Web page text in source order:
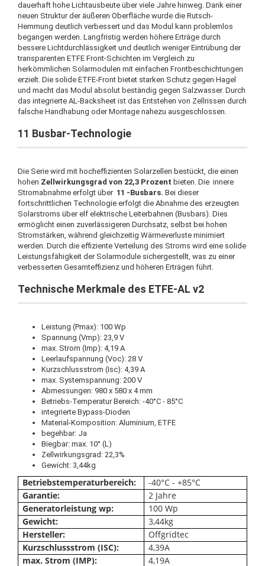
dauerhaft hohe Lichtausbeute über viele Jahre hinweg. Dank einer
neuen Struktur der äußeren Oberfläche wurde die Rutsch-
Hemmung deutlich verbessert und das Modul kann problemlos
begangen werden. Langfristig werden höhere Erträge durch
bessere Lichtdurchlässigkeit und deutlich weniger Eintrübung der
transparenten ETFE Front-Schichten im Vergleich zu
herkömmlichen Solarmodulen mit einfachen Frontbeschichtungen
erzielt. Die solide ETFE-Front bietet starken Schutz gegen Hagel
und macht das Modul absolut beständig gegen Salzwasser. Durch
das integrierte AL-Backsheet ist das Entstehen von Zellrissen durch
falsche Handhabung oder Montage nahezu ausgeschlossen.
11 Busbar-Technologie
Die Serie wird mit hocheffizienten Solarzellen bestückt, die einen
hohen Zellwirkungsgrad von 22,3 Prozent bieten. Die innere
Stromabnahme erfolgt über 11 -Busbars. Bei dieser
fortschrittlichen Technologie erfolgt die Abnahme des erzeugten
Solarstroms über elf elektrische Leiterbahnen (Busbars). Dies
ermöglicht einen zuverlässigeren Durchsatz, selbst bei hohen
Stromstärken, während gleichzeitig Wärmeverluste minimiert
werden. Durch die effiziente Verteilung des Stroms wird eine solide
Leistungsfähigkeit der Solarmodule sichergestellt, was zu einer
verbesserten Gesamteffizienz und höheren Erträgen führt.
Technische Merkmale des ETFE-AL v2
Leistung (Pmax): 100 Wp
Spannung (Vmp): 23,9 V
max. Strom (Imp): 4,19 A
Leerlaufspannung (Voc): 28 V
Kurzschlussstrom (Isc): 4,39 A
max. Systemspannung: 200 V
Abmessungen: 980 x 580 x 4 mm
Betriebs-Temperatur Bereich: -40°C - 85°C
integrierte Bypass-Dioden
Material-Komposition: Aluminium, ETFE
begehbar: Ja
Biegbar: max. 10° (L)
Zellwirkungsgrad: 22,3%
Gewicht: 3,44kg
Betriebstemperaturbereich:
-40°C - +85°C
Garantie:
2 Jahre
Generatorleistung wp:
100 Wp
Gewicht:
3,44kg
Hersteller:
Offgridtec
Kurzschlussstrom (ISC):
4,39A
max. Strom (IMP):
4,19A